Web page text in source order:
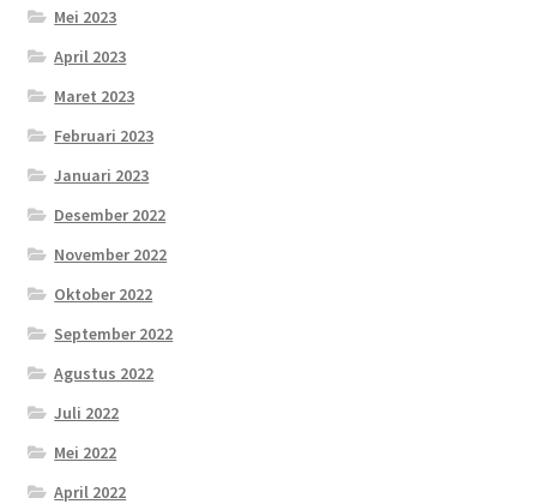
Mei 2023
April 2023
Maret 2023
Februari 2023
Januari 2023
Desember 2022
November 2022
Oktober 2022
September 2022
Agustus 2022
Juli 2022
Mei 2022
April 2022